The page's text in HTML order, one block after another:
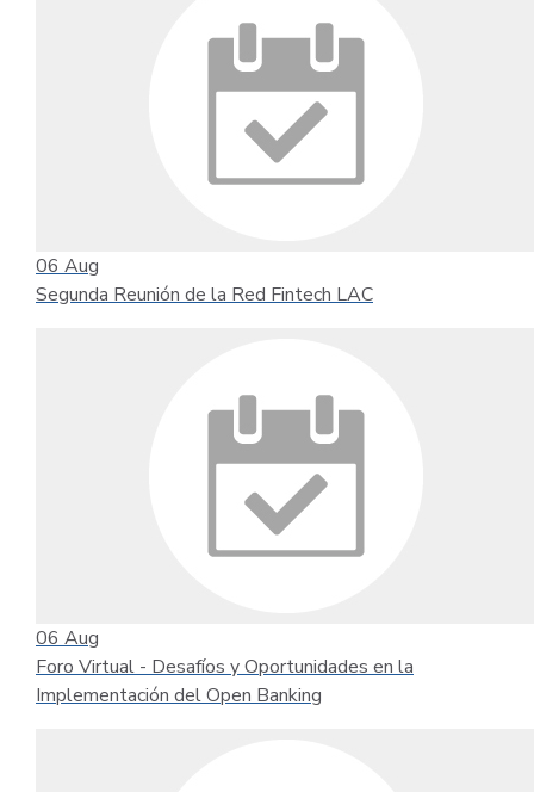
06 Aug
Segunda Reunión de la Red Fintech LAC
06 Aug
Foro Virtual - Desafíos y Oportunidades en la
Implementación del Open Banking